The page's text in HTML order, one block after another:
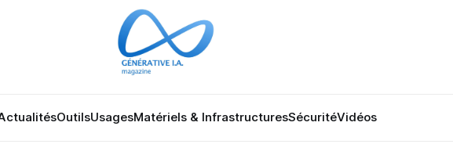
OutilsUsagesMatériels & InfrastructuresSécuritéVidéos